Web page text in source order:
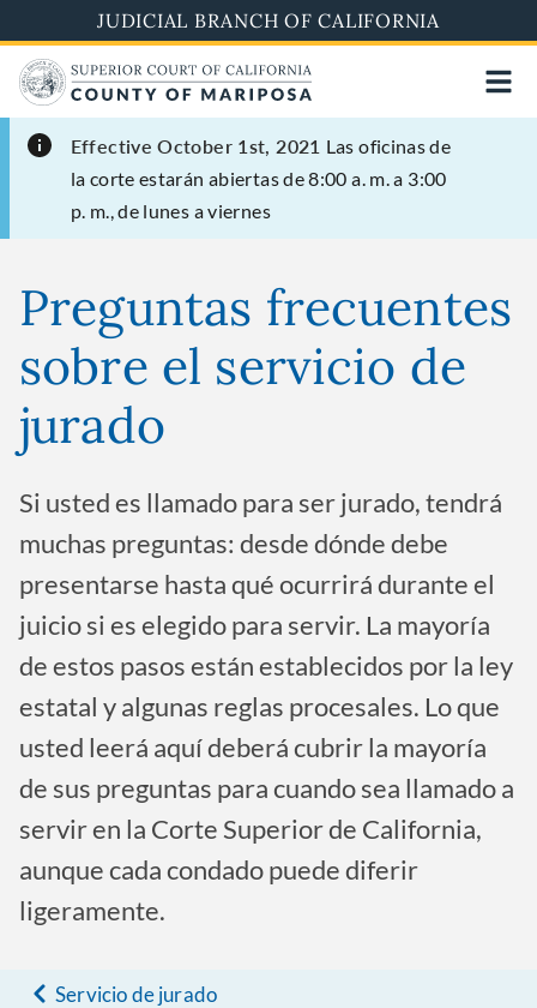
to
main
content
JUDICIAL BRANCH OF CALIFORNIA
Effective October 1st, 2021 Las oficinas de
la corte estarán abiertas de 8:00 a. m. a 3:00
p. m., de lunes a viernes
Preguntas frecuentes
sobre el servicio de
jurado
Si usted es llamado para ser jurado, tendrá
muchas preguntas: desde dónde debe
presentarse hasta qué ocurrirá durante el
juicio si es elegido para servir. La mayoría
de estos pasos están establecidos por la ley
estatal y algunas reglas procesales. Lo que
usted leerá aquí deberá cubrir la mayoría
de sus preguntas para cuando sea llamado a
servir en la Corte Superior de California,
aunque cada condado puede diferir
ligeramente.
Servicio de jurado